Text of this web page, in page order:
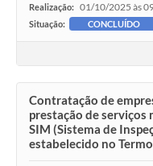
Realização: 01/10/2025 às
Situação: CONCLUÍDO
Contratação de
prestação de serviços
SIM (Sistema de
estabelecido no